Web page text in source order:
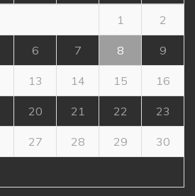
1 2
6 7 8 9
13 14 15 16
20 21 22 23
27 28 29 30